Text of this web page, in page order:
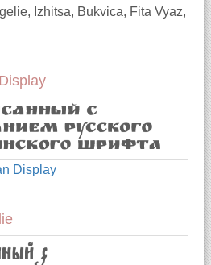
Izhitsa, Bukvica, Fita Vyaz,
Display